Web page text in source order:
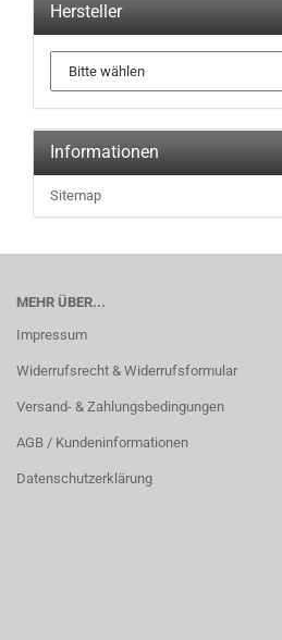
Hersteller
Informationen
Sitemap
MEHR ÜBER...
Impressum
Widerrufsrecht & Widerrufsformular
Versand- & Zahlungsbedingungen
AGB / Kundeninformationen
Datenschutzerklärung